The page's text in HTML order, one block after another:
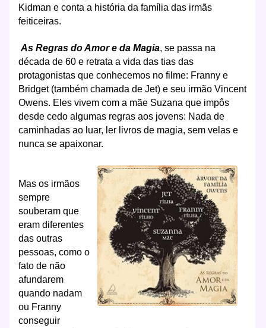
Kidman e conta a história da família das irmãs
feiticeiras.
As Regras do Amor e da Magia, se passa na
década de 60 e retrata a vida das tias das
protagonistas que conhecemos no filme: Franny e
Bridget (também chamada de Jet) e seu irmão Vincent
Owens. Eles vivem com a mãe Suzana que impôs
desde cedo algumas regras aos jovens: Nada de
caminhadas ao luar, ler livros de magia, sem velas e
nunca se apaixonar.
Mas os irmãos
sempre
souberam que
eram diferentes
das outras
pessoas, como o
fato de não
afundarem
quando nadam
ou Franny
conseguir